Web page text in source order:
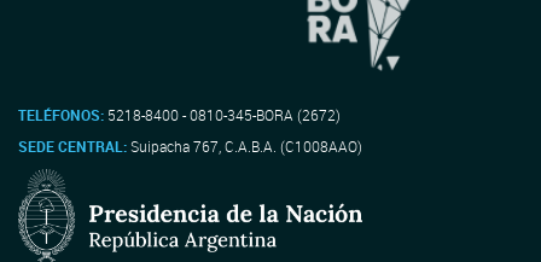
TELÉFONOS: 5218-8400 - 0810-345-BORA (2672)
SEDE CENTRAL:Suipacha 767, C.A.B.A. (C1008AAO)